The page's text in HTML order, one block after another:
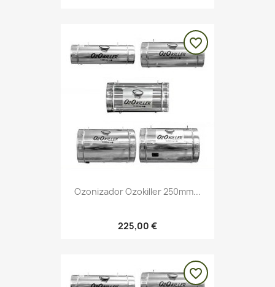
Ozonizador Ozokiller 250mm...
225,00 €
favorite_border
favorite_border